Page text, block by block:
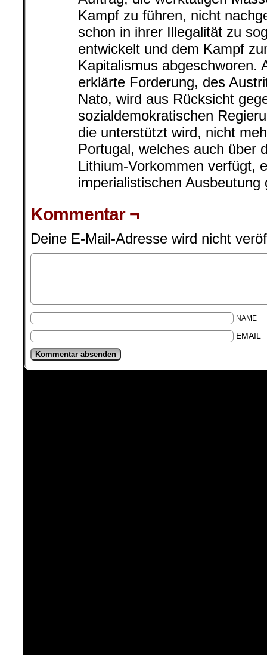
Kampf zu führen, nicht
schon in ihrer Illegalität zu
entwickelt und dem Kampf
Kapitalismus abgeschworen.
erklärte Forderung, des
Nato, wird aus Rücksicht
sozialdemokratischen
die unterstützt wird, nicht
Portugal, welches auch über
Lithium-Vorkommen verfügt,
imperialistischen Ausbeutung
Kommentar ¬
Deine E-Mail-Adresse wird nicht
NAME
EMAIL